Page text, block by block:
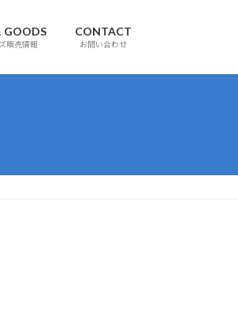
GOODS
販売情報
CONTACT
お問い合わせ